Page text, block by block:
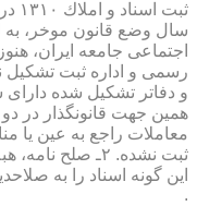
سال وضع قانون موخر،
اجتماعی جامعه ایران،
رسمی و اداره ثبت تشكیل
و دفاتر تشكیل شده
معاملات راجع به عین یا
ثبت نشده. ۲ـ
این گونه اسناد را به
.